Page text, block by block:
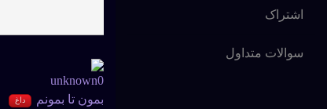
اشتراک
سوالات متداول
بمون تا بمونم داغ